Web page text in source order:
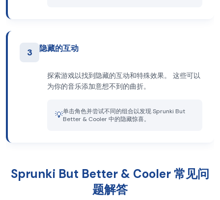
3 隐藏的互动
探索游戏以找到隐藏的互动和特殊效果。 这些可以
为你的音乐添加意想不到的曲折。
💡单击角色并尝试不同的组合以发现 Sprunki But
Better & Cooler 中的隐藏惊喜。
Sprunki But Better & Cooler 常见问
题解答